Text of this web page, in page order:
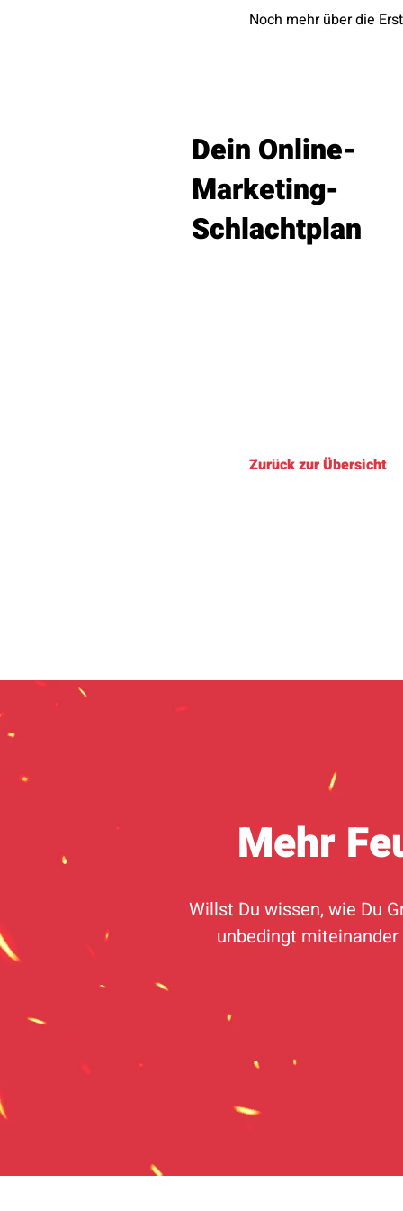
Noch mehr über die
Dein Online-
Marketing-
Schlachtplan
Zurück zur Übersicht
Mehr
Willst Du wissen, wie Du
unbedingt